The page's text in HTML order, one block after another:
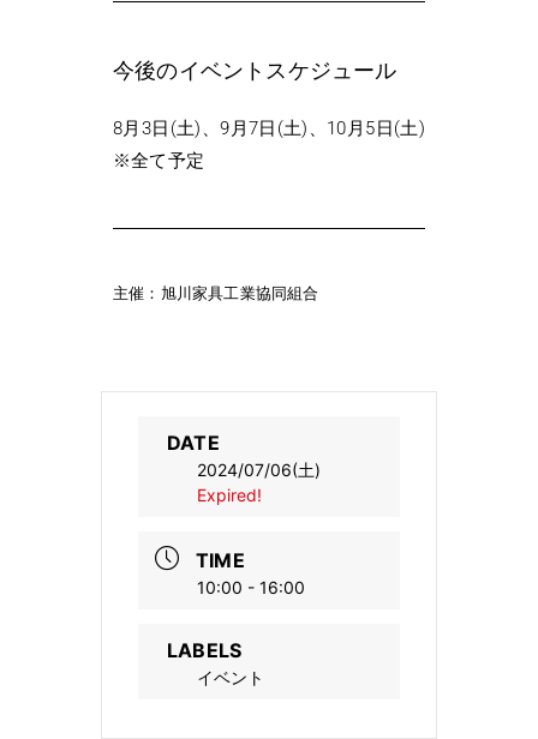
今後のイベントスケジュール
8月3日(土)、9月7日(土)、10月5日(土)
※全て予定
主催： 旭川家具工業協同組合
DATE
2024/07/06(土)
Expired!
TIME
10:00 - 16:00
LABELS
イベント